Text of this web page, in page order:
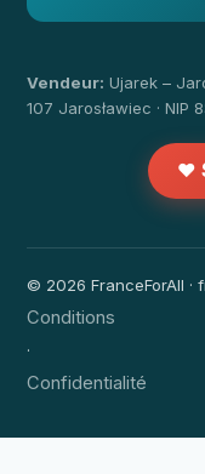
Vendeur: Ujarek –
107 Jarosławiec · NIP
❤️
© 2026 FranceForAll ·
Conditions
·
Confidentialité